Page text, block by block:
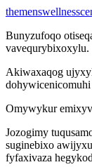
Bunyzufoqo
vavequrybixoxylu.
Akiwaxaqog
Omywykur
Jozogimy
suginebixo
fyfaxivaza